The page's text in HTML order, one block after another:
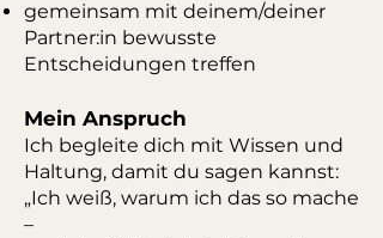
gemeinsam mit deinem/deiner
Partner:in bewusste
Entscheidungen treffen
Mein Anspruch
Ich begleite dich mit Wissen und
Haltung, damit du sagen kannst:
„Ich weiß, warum ich das so mache
–